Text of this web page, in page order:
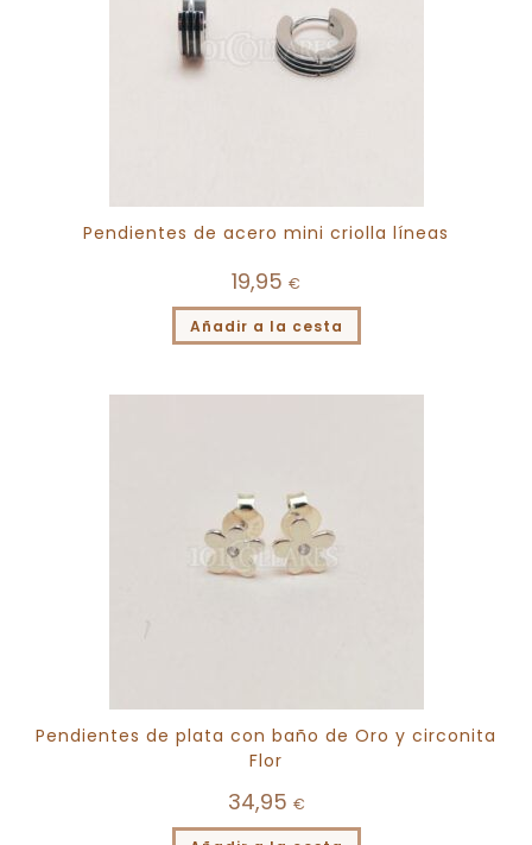
Pendientes de acero mini criolla líneas
19,95 €
Añadir a la cesta
Pendientes de plata con baño de Oro y circonita
Flor
34,95 €